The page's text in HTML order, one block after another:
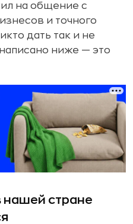
на общение с
и точного
дать так и не
ниже — это
нашей стране